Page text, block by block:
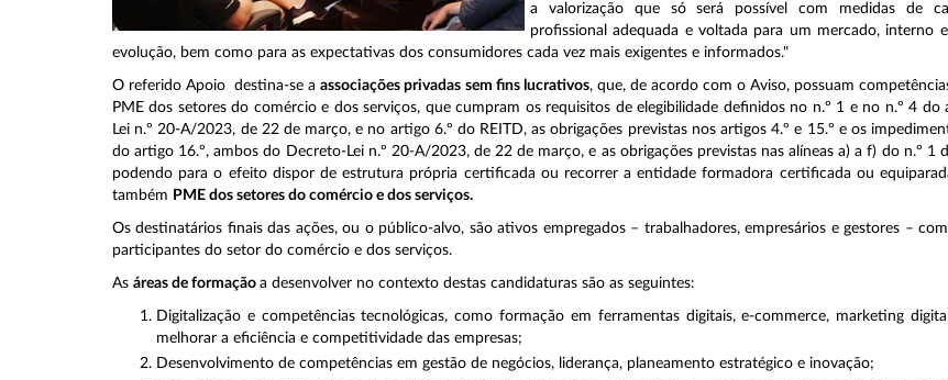
a valorização que só será possível com medidas de
profissional adequada e voltada para um mercado, interno
evolução, bem como para as expectativas dos consumidores cada vez mais exigentes e informados."
O referido Apoio destina-se aassociações privadas sem fins lucrativos, que, de acordo com o Aviso, possuam
PME dos setores do comércio e dos serviços, que cumpram os requisitos de elegibilidade definidos no n.º 1 e no n.º 4
Lei n.º 20-A/2023, de 22 de março, e no artigo 6.º do REITD, as obrigações previstas nos artigos 4.º e 15.º e os
do artigo 16.º, ambos do Decreto-Lei n.º 20-A/2023, de 22 de março, e as obrigações previstas nas alíneas a) a f) do n.º 1
podendo para o efeito dispor de estrutura própria certificada ou recorrer a entidade formadora certificada ou
também PME dos setores do comércio e dos serviços.
Os destinatários finais das ações, ou o público-alvo, são ativos empregados – trabalhadores, empresários e gestores –
participantes do setor do comércio e dos serviços.
As áreas de formação a desenvolver no contexto destas candidaturas são as seguintes:
Digitalização e competências tecnológicas, como formação em ferramentas digitais, e-commerce, marketing
melhorar a eficiência e competitividade das empresas;
Desenvolvimento de competências em gestão de negócios, liderança, planeamento estratégico e inovação;